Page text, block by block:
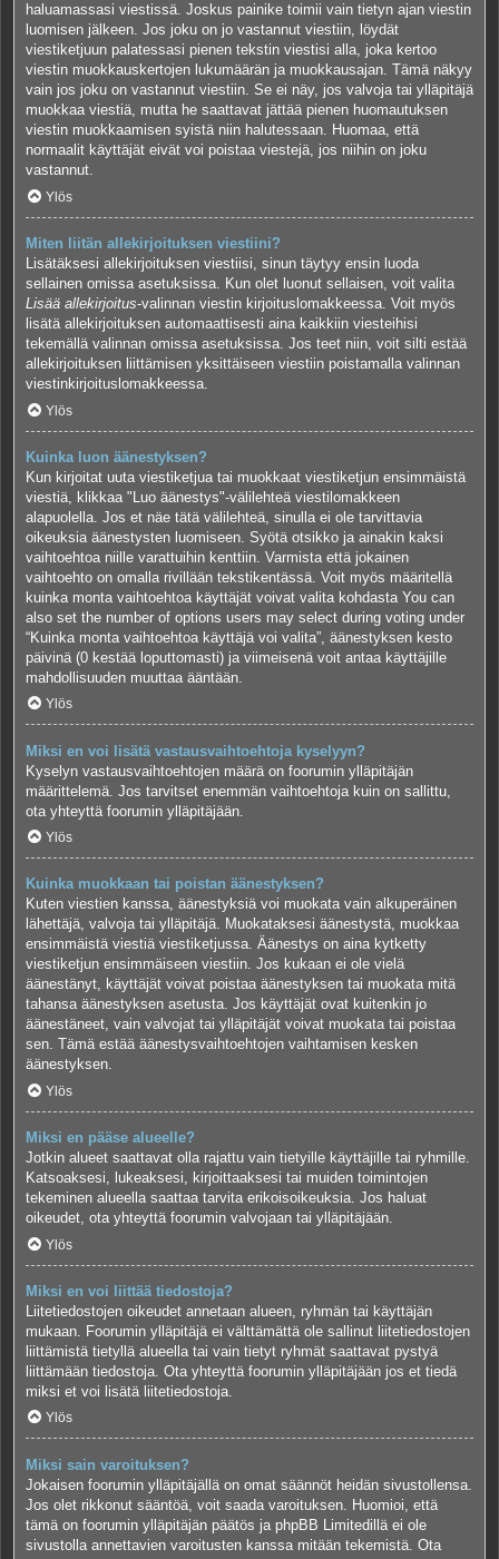
haluamassasi viestissä. Joskus painike toimii vain tietyn ajan viestin
luomisen jälkeen. Jos joku on jo vastannut viestiin, löydät
viestiketjuun palatessasi pienen tekstin viestisi alla, joka kertoo
viestin muokkauskertojen lukumäärän ja muokkausajan. Tämä näkyy
vain jos joku on vastannut viestiin. Se ei näy, jos valvoja tai ylläpitäjä
muokkaa viestiä, mutta he saattavat jättää pienen huomautuksen
viestin muokkaamisen syistä niin halutessaan. Huomaa, että
normaalit käyttäjät eivät voi poistaa viestejä, jos niihin on joku
vastannut.
Ylös
Miten liitän allekirjoituksen viestiini?
Lisätäksesi allekirjoituksen viestiisi, sinun täytyy ensin luoda
sellainen omissa asetuksissa. Kun olet luonut sellaisen, voit valita
Lisää allekirjoitus-valinnan viestin kirjoituslomakkeessa. Voit myös
lisätä allekirjoituksen automaattisesti aina kaikkiin viesteihisi
tekemällä valinnan omissa asetuksissa. Jos teet niin, voit silti estää
allekirjoituksen liittämisen yksittäiseen viestiin poistamalla valinnan
viestinkirjoituslomakkeessa.
Ylös
Kuinka luon äänestyksen?
Kun kirjoitat uuta viestiketjua tai muokkaat viestiketjun ensimmäistä
viestiä, klikkaa "Luo äänestys"-välilehteä viestilomakkeen
alapuolella. Jos et näe tätä välilehteä, sinulla ei ole tarvittavia
oikeuksia äänestysten luomiseen. Syötä otsikko ja ainakin kaksi
vaihtoehtoa niille varattuihin kenttiin. Varmista että jokainen
vaihtoehto on omalla rivillään tekstikentässä. Voit myös määritellä
kuinka monta vaihtoehtoa käyttäjät voivat valita kohdasta You can
also set the number of options users may select during voting under
“Kuinka monta vaihtoehtoa käyttäjä voi valita”, äänestyksen kesto
päivinä (0 kestää loputtomasti) ja viimeisenä voit antaa käyttäjille
mahdollisuuden muuttaa ääntään.
Ylös
Miksi en voi lisätä vastausvaihtoehtoja kyselyyn?
Kyselyn vastausvaihtoehtojen määrä on foorumin ylläpitäjän
määrittelemä. Jos tarvitset enemmän vaihtoehtoja kuin on sallittu,
ota yhteyttä foorumin ylläpitäjään.
Ylös
Kuinka muokkaan tai poistan äänestyksen?
Kuten viestien kanssa, äänestyksiä voi muokata vain alkuperäinen
lähettäjä, valvoja tai ylläpitäjä. Muokataksesi äänestystä, muokkaa
ensimmäistä viestiä viestiketjussa. Äänestys on aina kytketty
viestiketjun ensimmäiseen viestiin. Jos kukaan ei ole vielä
äänestänyt, käyttäjät voivat poistaa äänestyksen tai muokata mitä
tahansa äänestyksen asetusta. Jos käyttäjät ovat kuitenkin jo
äänestäneet, vain valvojat tai ylläpitäjät voivat muokata tai poistaa
sen. Tämä estää äänestysvaihtoehtojen vaihtamisen kesken
äänestyksen.
Ylös
Miksi en pääse alueelle?
Jotkin alueet saattavat olla rajattu vain tietyille käyttäjille tai ryhmille.
Katsoaksesi, lukeaksesi, kirjoittaaksesi tai muiden toimintojen
tekeminen alueella saattaa tarvita erikoisoikeuksia. Jos haluat
oikeudet, ota yhteyttä foorumin valvojaan tai ylläpitäjään.
Ylös
Miksi en voi liittää tiedostoja?
Liitetiedostojen oikeudet annetaan alueen, ryhmän tai käyttäjän
mukaan. Foorumin ylläpitäjä ei välttämättä ole sallinut liitetiedostojen
liittämistä tietyllä alueella tai vain tietyt ryhmät saattavat pystyä
liittämään tiedostoja. Ota yhteyttä foorumin ylläpitäjään jos et tiedä
miksi et voi lisätä liitetiedostoja.
Ylös
Miksi sain varoituksen?
Jokaisen foorumin ylläpitäjällä on omat säännöt heidän sivustollensa.
Jos olet rikkonut sääntöä, voit saada varoituksen. Huomioi, että
tämä on foorumin ylläpitäjän päätös ja phpBB Limitedillä ei ole
sivustolla annettavien varoitusten kanssa mitään tekemistä. Ota